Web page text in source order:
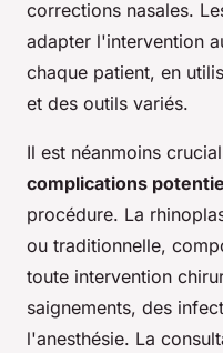
corrections nasales.
adapter l'intervention
chaque patient, en
et des outils variés.
Il est néanmoins
complications
procédure. La
ou traditionnelle,
toute intervention
saignements, des
l'anesthésie. La